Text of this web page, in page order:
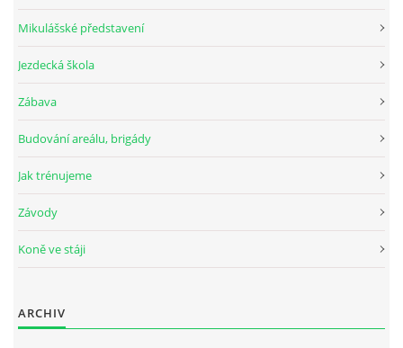
Mikulášské představení
Jezdecká škola
Zábava
Budování areálu, brigády
Jak trénujeme
Závody
Koně ve stáji
ARCHIV